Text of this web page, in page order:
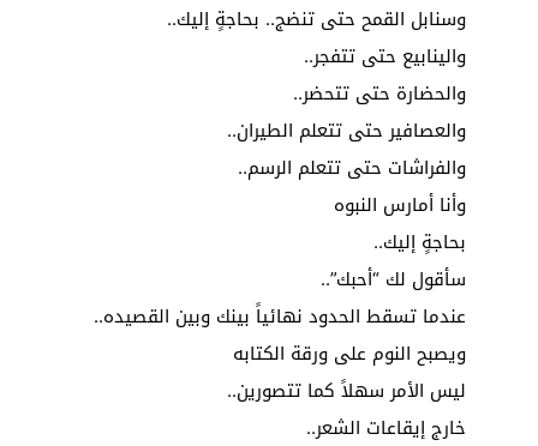
وسنابل القمح حتى تنضج.. بحاجةٍ إليك..
والينابيع حتى تتفجر..
والحضارة حتى تتحضر..
والعصافير حتى تتعلم الطيران..
والفراشات حتى تتعلم الرسم..
وأنا أمارس النبوه
بحاجةٍ إليك..
سأقول لك “أحبك”..
عندما تسقط الحدود نهائياً بينك وبين القصيده..
ويصبح النوم على ورقة الكتابه
ليس الأمر سهلاً كما تتصورين..
خارج إيقاعات الشعر..